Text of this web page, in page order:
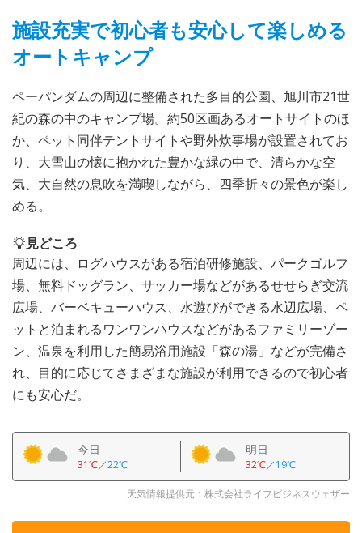
施設充実で初心者も安心して楽しめる
オートキャンプ
ペーパンダムの周辺に整備された多目的公園、旭川市21世
紀の森の中のキャンプ場。約50区画あるオートサイトのほ
か、ペット同伴テントサイトや野外炊事場が設置されてお
り、大雪山の懐に抱かれた豊かな緑の中で、清らかな空
気、大自然の息吹を満喫しながら、四季折々の景色が楽し
める。
見どころ
周辺には、ログハウスがある宿泊研修施設、パークゴルフ
場、無料ドッグラン、サッカー場などがあるせせらぎ交流
広場、バーベキューハウス、水遊びができる水辺広場、ペ
ットと泊まれるワンワンハウスなどがあるファミリーゾー
ン、温泉を利用した簡易浴用施設「森の湯」などが完備さ
れ、目的に応じてさまざまな施設が利用できるので初心者
にも安心だ。
今日
31℃／22℃
明日
32℃／19℃
天気情報提供元：株式会社ライフビジネスウェザー